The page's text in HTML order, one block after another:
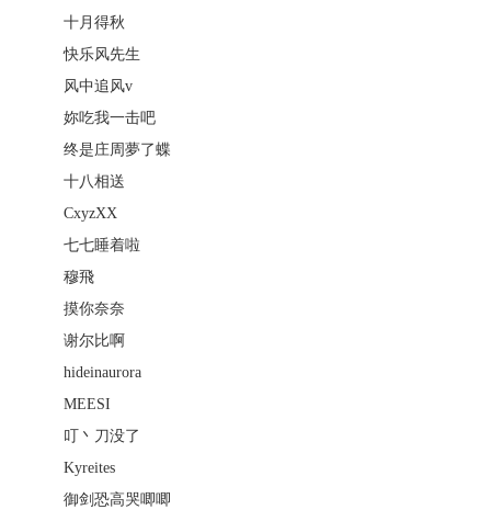
十月得秋
快乐风先生
风中追风v
妳吃我一击吧
终是庄周夢了蝶
十八相送
CxyzXX
七七睡着啦
穆飛
摸你奈奈
谢尔比啊
hideinaurora
MEESI
叮丶刀没了
Kyreites
御剑恐高哭唧唧